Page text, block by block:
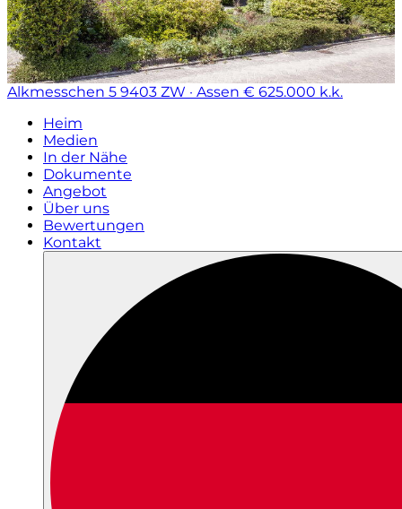
Alkmesschen 5 9403 ZW · Assen € 625.000 k.k.
Heim
Medien
In der Nähe
Dokumente
Angebot
Über uns
Bewertungen
Kontakt